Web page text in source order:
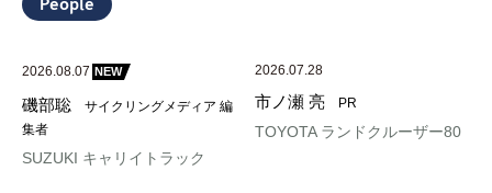
People
2026.08.07 NEW
磯部聡
サイクリングメディア 編
集者
SUZUKI キャリイトラック
2026.07.28
市ノ瀬 亮 PR
TOYOTA ランドクルーザー80